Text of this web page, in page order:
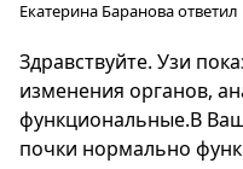
Екатерина Барановаответил
Здравствуйте. Узи
изменения органов,
функциональные.В
почки нормально